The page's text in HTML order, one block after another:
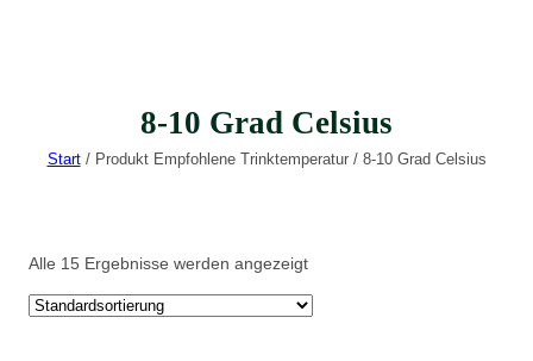
8-10 Grad Celsius
Start/ Produkt Empfohlene Trinktemperatur / 8-10 Grad Celsius
Alle 15 Ergebnisse werden angezeigt